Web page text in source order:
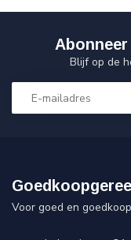
Blijf op de
Voor goed en